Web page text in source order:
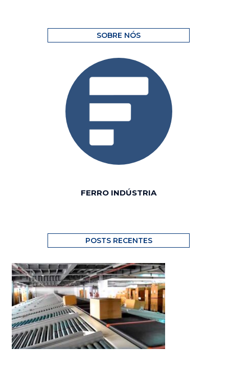
SOBRE NÓS
FERRO INDÚSTRIA
POSTS RECENTES